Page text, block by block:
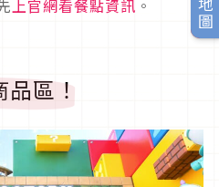
上官網看餐點資訊 。
品區！